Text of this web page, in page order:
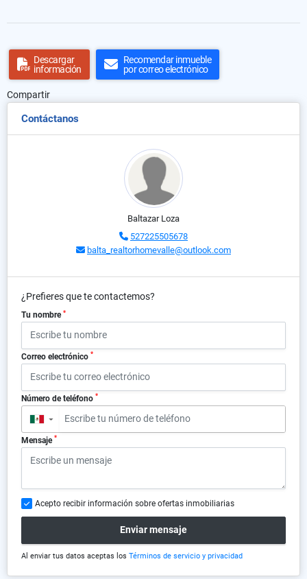
Descargar
información
Recomendar inmueble
por correo electrónico
Compartir
Contáctanos
Baltazar Loza
527225505678
balta_realtorhomevalle@outlook.com
¿Prefieres que te contactemos?
Tu nombre *
Correo electrónico *
Número de teléfono *
▼
Mensaje *
Acepto recibir información sobre ofertas inmobiliarias
Enviar mensaje
Al enviar tus datos aceptas los Términos de servicio y privacidad